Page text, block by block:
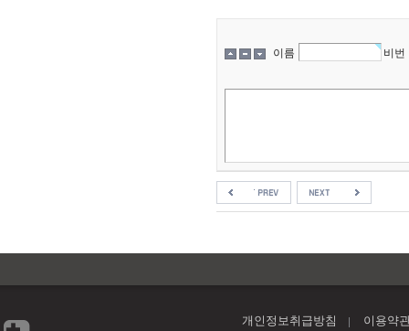
이름 비번
개인정보취급방침 이용약